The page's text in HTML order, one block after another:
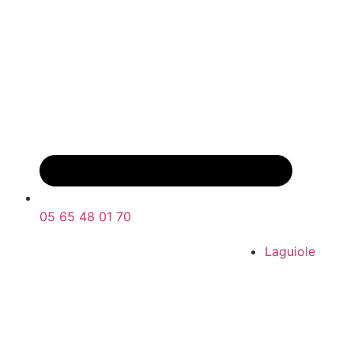
05 65 48 01 70
Laguiole